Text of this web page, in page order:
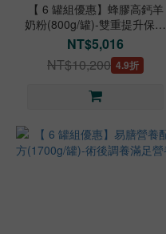
【 6 罐組優惠】蜂膠高鈣羊
奶粉(800g/罐)-雙重提升保護
力
NT$5,016
NT$10,200 4.9折